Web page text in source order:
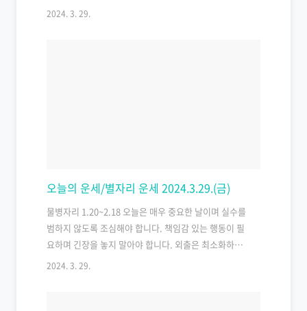
와주고 사람들도 도와주므로 어떤 일이든 성취할 수 있
2024. 3. 29.
오늘의 운세/별자리 운세 2024.3.29.(금)
물병자리 1.20~2.18 오늘은 매우 중요한 날이며 실수를
범하지 않도록 조심해야 합니다. 책임감 있는 행동이 필
요하며 긴장을 놓지 말아야 합니다. 외출은 최소화하고,
특히 무역업을 하는 경우 신중한 결정이 필요합니다. 물
2024. 3. 29.